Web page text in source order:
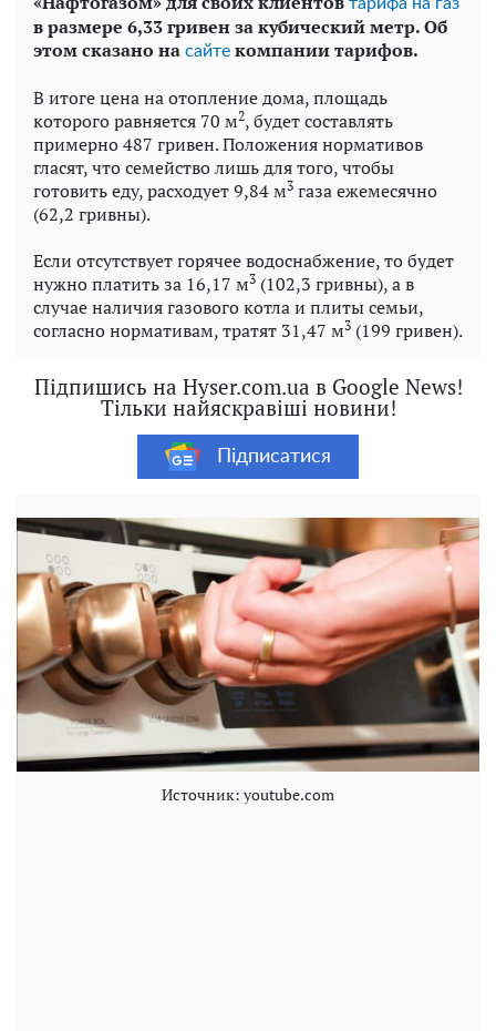
тарифа на газ
в размере 6,33 гривен за кубический метр. Об
этом сказано на сайте компании тарифов.
В итоге цена на отопление дома, площадь
которого равняется 70 м2, будет составлять
примерно 487 гривен. Положения нормативов
гласят, что семейство лишь для того, чтобы
готовить еду, расходует 9,84 м3 газа ежемесячно
(62,2 гривны).
Если отсутствует горячее водоснабжение, то будет
нужно платить за 16,17 м3 (102,3 гривны), а в
случае наличия газового котла и плиты семьи,
согласно нормативам, тратят 31,47 м3 (199 гривен).
Підпишись на Hyser.com.ua в Google News!
Тільки найяскравіші новини!
Підписатися
Источник: youtube.com